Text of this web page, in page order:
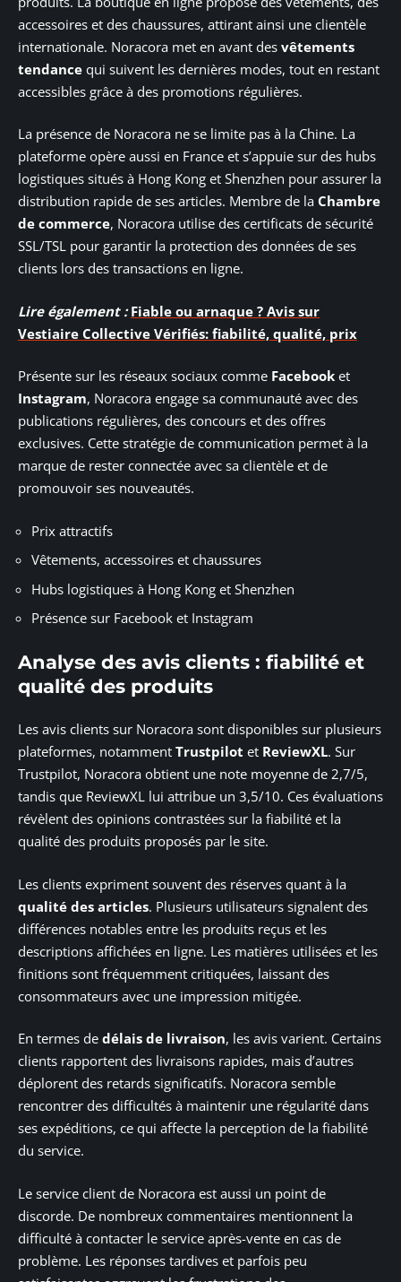
accessoires et des chaussures, attirant ainsi une clientèle
internationale. Noracora met en avant des vêtements
tendance qui suivent les dernières modes, tout en restant
accessibles grâce à des promotions régulières.
La présence de Noracora ne se limite pas à la Chine. La
plateforme opère aussi en France et s’appuie sur des hubs
logistiques situés à Hong Kong et Shenzhen pour assurer la
distribution rapide de ses articles. Membre de la Chambre
de commerce, Noracora utilise des certificats de sécurité
SSL/TSL pour garantir la protection des données de ses
clients lors des transactions en ligne.
Lire également : Fiable ou arnaque ? Avis sur
Vestiaire Collective Vérifiés: fiabilité, qualité, prix
Présente sur les réseaux sociaux comme Facebook et
Instagram, Noracora engage sa communauté avec des
publications régulières, des concours et des offres
exclusives. Cette stratégie de communication permet à la
marque de rester connectée avec sa clientèle et de
promouvoir ses nouveautés.
Prix attractifs
Vêtements, accessoires et chaussures
Hubs logistiques à Hong Kong et Shenzhen
Présence sur Facebook et Instagram
Analyse des avis clients : fiabilité et
qualité des produits
Les avis clients sur Noracora sont disponibles sur plusieurs
plateformes, notamment Trustpilot et ReviewXL. Sur
Trustpilot, Noracora obtient une note moyenne de 2,7/5,
tandis que ReviewXL lui attribue un 3,5/10. Ces évaluations
révèlent des opinions contrastées sur la fiabilité et la
qualité des produits proposés par le site.
Les clients expriment souvent des réserves quant à la
qualité des articles. Plusieurs utilisateurs signalent des
différences notables entre les produits reçus et les
descriptions affichées en ligne. Les matières utilisées et les
finitions sont fréquemment critiquées, laissant des
consommateurs avec une impression mitigée.
En termes de délais de livraison, les avis varient. Certains
clients rapportent des livraisons rapides, mais d’autres
déplorent des retards significatifs. Noracora semble
rencontrer des difficultés à maintenir une régularité dans
ses expéditions, ce qui affecte la perception de la fiabilité
du service.
Le service client de Noracora est aussi un point de
discorde. De nombreux commentaires mentionnent la
difficulté à contacter le service après-vente en cas de
problème. Les réponses tardives et parfois peu